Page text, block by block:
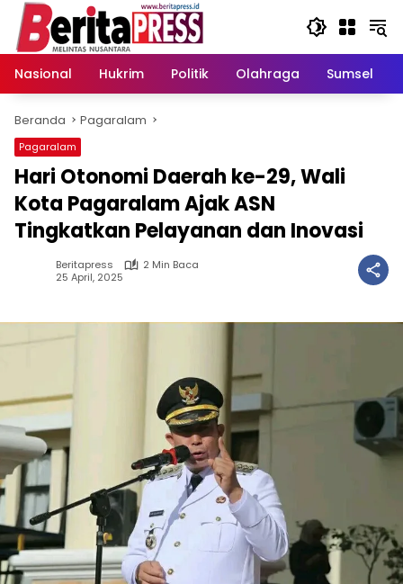
Langsung
konten
Nasional
Hukrim Politik Olahraga Sumsel
Beranda Pagaralam
Pagaralam
Hari Otonomi Daerah ke-29, Wali
Kota Pagaralam Ajak ASN
Tingkatkan Pelayanan dan Inovasi
Beritapress
2 Min Baca
25 April, 2025